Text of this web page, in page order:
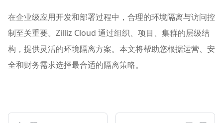
在企业级应用开发和部署过程中，合理的环境隔离与访问控
制至关重要。Zilliz Cloud 通过组织、项目、集群的层级结
构，提供灵活的环境隔离方案。本文将帮助您根据运营、安
全和财务需求选择最合适的隔离策略。